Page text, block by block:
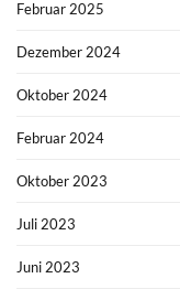
Februar 2025
Dezember 2024
Oktober 2024
Februar 2024
Oktober 2023
Juli 2023
Juni 2023